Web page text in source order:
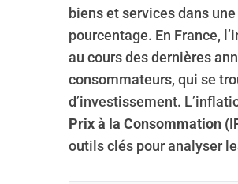
biens et services dans
pourcentage. En France,
au cours des dernières
consommateurs, qui se
d’investissement.
Prix à la Consommation
outils clés pour analyser